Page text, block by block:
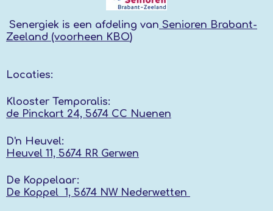
Senergiek is een afdeling van Senioren Brabant-
Zeeland (voorheen KBO)
Locaties:
Klooster Temporalis:
de Pinckart 24, 5674 CC Nuenen
D'n Heuvel:
Heuvel 11, 5674 RR Gerwen
De Koppelaar:
De Koppel 1, 5674 NW Nederwetten